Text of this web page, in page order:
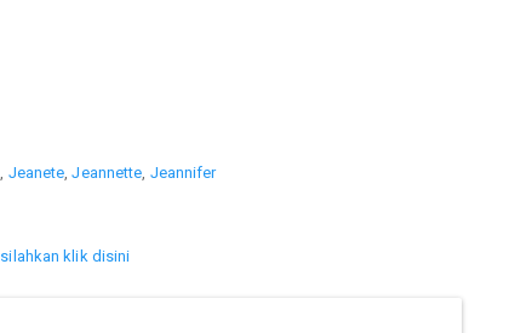
Jeanete ,Jeannette Jeannifer
silahkan klik disini